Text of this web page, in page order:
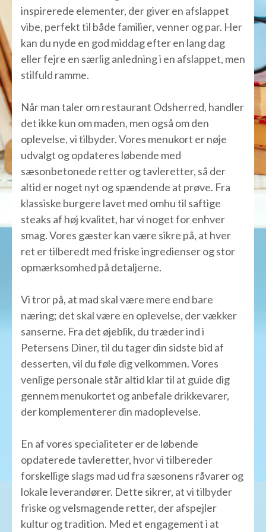
inspirerede elementer, der giver en afslappet
vibe, perfekt til både familier, venner og par. Her
kan du nyde en god middag efter en lang dag
eller fejre en særlig anledning i en afslappet, men
stilfuld ramme.
Når man taler om restaurant Odsherred, handler
det ikke kun om maden, men også om den
oplevelse, vi tilbyder. Vores menukort er nøje
udvalgt og opdateres løbende med
sæsonbetonede retter og tavleretter, så der
altid er noget nyt og spændende at prøve. Fra
klassiske burgere lavet med omhu til saftige
steaks af høj kvalitet, har vi noget for enhver
smag. Vores gæster kan være sikre på, at hver
ret er tilberedt med friske ingredienser og stor
opmærksomhed på detaljerne.
Vi tror på, at mad skal være mere end bare
næring; det skal være en oplevelse, der vækker
sanserne. Fra det øjeblik, du træder ind i
Petersens Diner, til du tager din sidste bid af
desserten, vil du føle dig velkommen. Vores
venlige personale står altid klar til at guide dig
gennem menukortet og anbefale drikkevarer,
der komplementerer din madoplevelse.
En af vores specialiteter er de løbende
opdaterede tavleretter, hvor vi tilbereder
forskellige slags mad ud fra sæsonens råvarer og
lokale leverandører. Dette sikrer, at vi tilbyder
friske og velsmagende retter, der afspejler
kultur og tradition. Med et engagement i at